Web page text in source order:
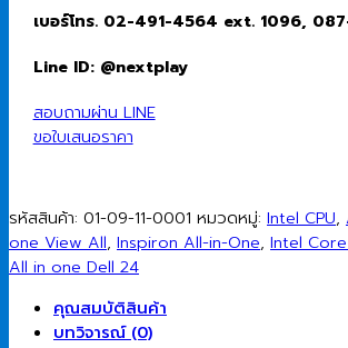
ล
วัน)
24
AIO
Core
7
150U/16GB/512GB
11
Home
เบอร์โทร. 02-491-4564 ext. 1096,
Line ID: @nextplay
สอบถามผ่าน LINE
ขอใบเสนอราคา
รหัสสินค้า: 01-09-11-0001 หมวดหมู่: Intel CPU,
one View All, Inspiron All-in-One, Intel
All in one Dell 24
คุณสมบัติสินค้า
บทวิจารณ์ (0)